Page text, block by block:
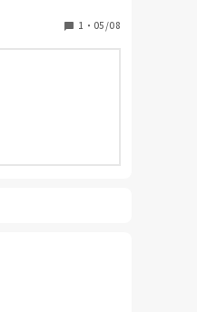
1 ・ 05/08